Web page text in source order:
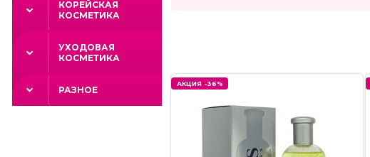
КОРЕЙСКАЯ
КОСМЕТИКА
УХОДОВАЯ
КОСМЕТИКА
РАЗНОЕ
АКЦИЯ -36%